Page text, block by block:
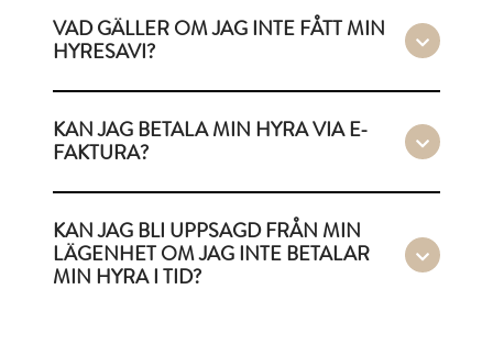
VAD GÄLLER OM JAG INTE FÅTT MIN
HYRESAVI?
KAN JAG BETALA MIN HYRA VIA E-
FAKTURA?
KAN JAG BLI UPPSAGD FRÅN MIN
LÄGENHET OM JAG INTE BETALAR
MIN HYRA I TID?